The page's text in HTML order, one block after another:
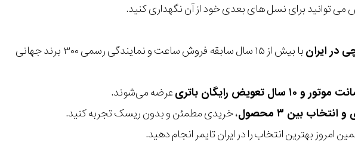
توانید برای نسل های بعدی خود از آن نگهداری کنید.
در ایران
با بیش از ۱۵ سال سابقه فروش ساعت و نمایندگی رسمی ۳۰۰ برند جهانی
عرضه می‌شوند.
، خریدی مطمئن و بدون ریسک تجربه کنید.
امروز بهترین انتخاب را در ایران تایمر انجام دهید.